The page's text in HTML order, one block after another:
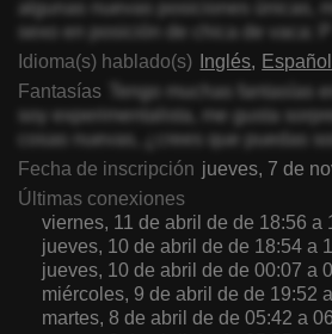
algunas nuevas posiciones únicas,
sexo en posición de chica de vaca: P
Idioma(s) hablado(s)
Inglés Español
Fantasías
Tengo muchas fantasías
soy experimentalista, me gusta
cosas nuevas, ¿crees que puedas
Fecha de inscripción jueves, 7 de
Últimas conexiones
viernes, 11 de abril de de 18:56 a
jueves, 10 de abril de de 18:54 a
jueves, 10 de abril de de 00:07 a
miércoles, 9 de abril de de 19:52
martes, 8 de abril de de 05:42 a